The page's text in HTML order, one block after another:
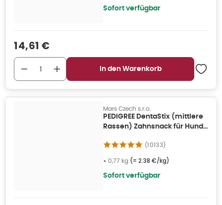
Sofort verfügbar
Verkaufspreis
14,61 €
In den Warenkorb
Mars Czech s.r.o.
PEDIGREE DentaStix (mittlere
Rassen) Zahnsnack für Hunde
(10133)
• 0,77 kg (= 2.38 €/kg)
Sofort verfügbar